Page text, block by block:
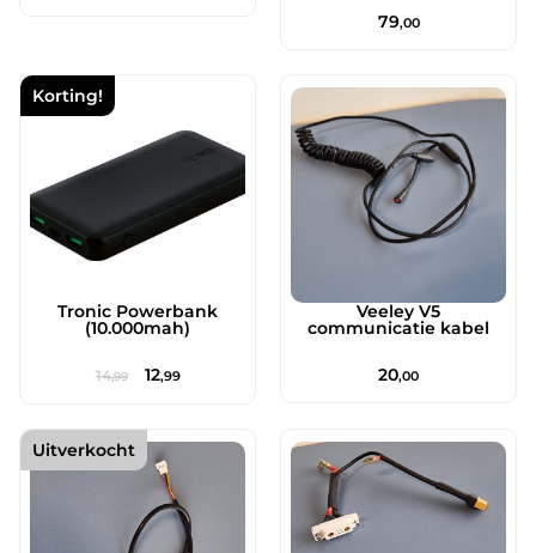
79,00
Korting!
Tronic Powerbank
(10.000mah)
14,99 12,99
Veeley V5
communicatie kabel
20,00
Uitverkocht